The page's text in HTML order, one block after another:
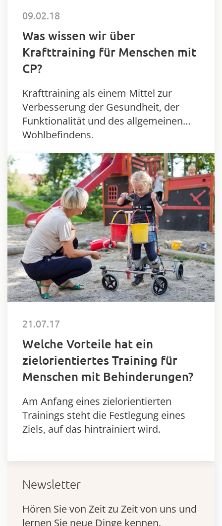
09.02.18
Was wissen wir über
Krafttraining für Menschen mit
CP?
Krafttraining als einem Mittel zur
Verbesserung der Gesundheit, der
Funktionalität und des allgemeinen
Wohlbefindens.
21.07.17
Welche Vorteile hat ein
zielorientiertes Training für
Menschen mit Behinderungen?
Am Anfang eines zielorientierten
Trainings steht die Festlegung eines
Ziels, auf das hintrainiert wird.
Newsletter
Hören Sie von Zeit zu Zeit von uns und
lernen Sie neue Dinge kennen.